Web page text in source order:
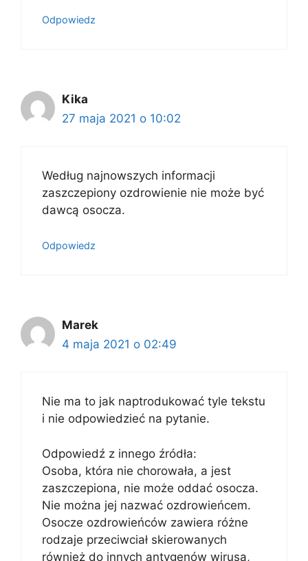
Odpowiedz
Kika
27 maja 2021 o 10:02
Według najnowszych informacji
zaszczepiony ozdrowienie nie może być
dawcą osocza.
Odpowiedz
Marek
4 maja 2021 o 02:49
Nie ma to jak naptrodukować tyle tekstu
i nie odpowiedzieć na pytanie.
Odpowiedź z innego źródła:
Osoba, która nie chorowała, a jest
zaszczepiona, nie może oddać osocza.
Nie można jej nazwać ozdrowieńcem.
Osocze ozdrowieńców zawiera różne
rodzaje przeciwciał skierowanych
również do innych antygenów wirusa,